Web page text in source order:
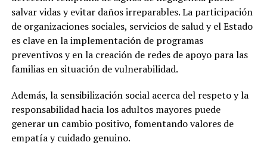
salvar vidas y evitar daños irreparables. La participación
de organizaciones sociales, servicios de salud y el Estado
es clave en la implementación de programas
preventivos y en la creación de redes de apoyo para las
familias en situación de vulnerabilidad.
Además, la sensibilización social acerca del respeto y la
responsabilidad hacia los adultos mayores puede
generar un cambio positivo, fomentando valores de
empatía y cuidado genuino.